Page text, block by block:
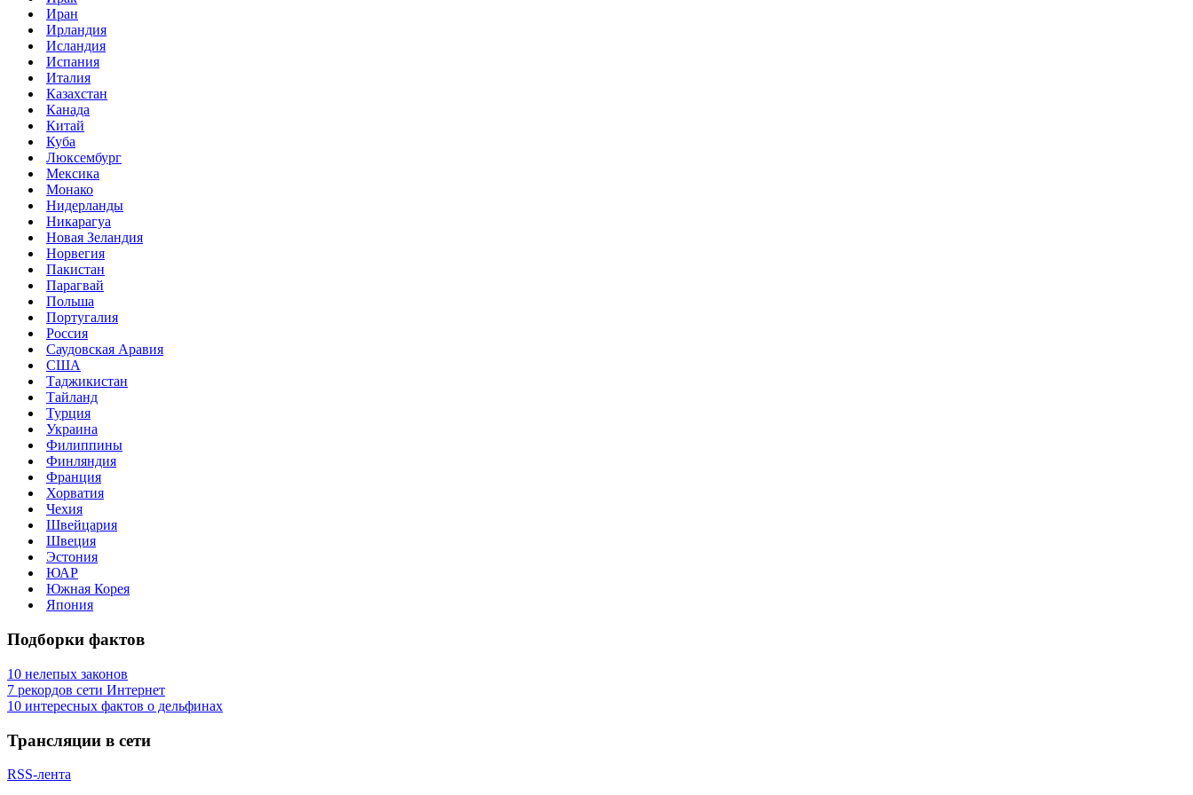
Иран
Ирландия
Исландия
Испания
Италия
Казахстан
Канада
Китай
Куба
Люксембург
Мексика
Монако
Нидерланды
Никарагуа
Новая Зеландия
Норвегия
Пакистан
Парагвай
Польша
Португалия
Россия
Саудовская Аравия
США
Таджикистан
Тайланд
Турция
Украина
Филиппины
Финляндия
Франция
Хорватия
Чехия
Швейцария
Швеция
Эстония
ЮАР
Южная Корея
Япония
Подборки фактов
10 нелепых законов
7 рекордов сети Интернет
10 интересных фактов о дельфинах
Трансляции в сети
RSS-лента